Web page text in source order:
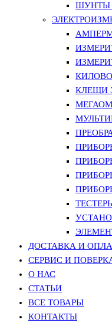
ШУНТЫ
КЛЕЩИ
ДОСТАВКА И
СЕРВИС И
О НАС
СТАТЬИ
ВСЕ ТОВАРЫ
КОНТАКТЫ